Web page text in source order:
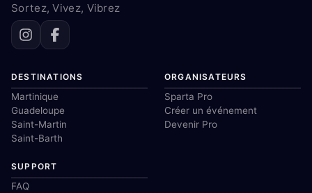
Sortez, Vivez, Vibrez
DESTINATIONS
Martinique
Guadeloupe
Saint-Martin
Saint-Barth
ORGANISATEURS
Sparta Pro
Créer un événement
Devenir Pro
SUPPORT
FAQ